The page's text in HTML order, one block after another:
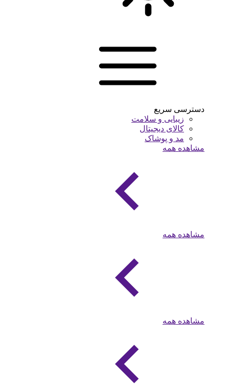
دسترسی سریع
زیبایی و سلامت
کالای دیجیتال
مد و پوشاک
مشاهده همه
مشاهده همه
مشاهده همه